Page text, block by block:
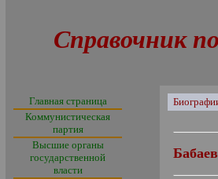
Справочник
Главная страница
Коммунистическая
партия
Высшие органы
государственной
власти